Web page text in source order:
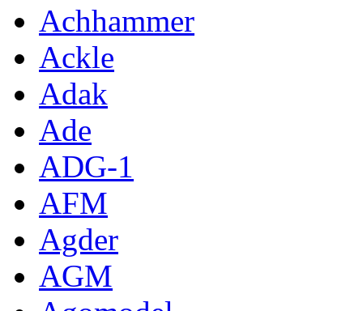
Achhammer
Ackle
Adak
Ade
ADG-1
AFM
Agder
AGM